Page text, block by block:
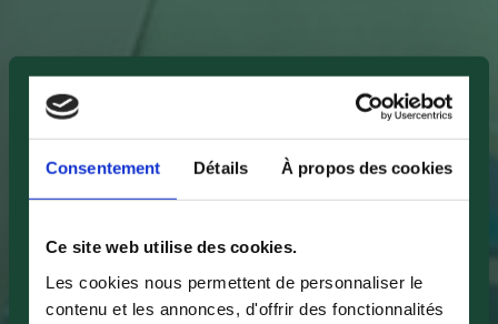
Consentement Détails À propos des cookies
Ce site web utilise des cookies.
Les cookies nous permettent de personnaliser le
contenu et les annonces, d'offrir des fonctionnalités